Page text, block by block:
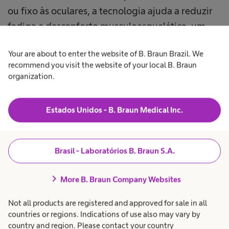
Your are about to enter the website of B. Braun Brazil. We
recommend you visit the website of your local B. Braun
organization.
Estados Unidos - B. Braun Medical Inc.
Brasil - Laboratórios B. Braun S.A.
chevron_right More B. Braun Company Websites
Not all products are registered and approved for sale in all
countries or regions. Indications of use also may vary by
country and region. Please contact your country
ou fixo às oculares, a tecnologia ajuda a reduzir
fadiga e desconforto musculoesquelético, um
que longevidade profissional, manutenção de
performance ao longo do tempo e eficiência em
conectados.
equipamentos que estão chegando ao Brasil
chama atenção por incorporar assistência
robótica à experiência cirúrgica. Alguns desses
estabilização ativa e iluminação coaxial,
elevando a precisão, a estabilidade da imagem e